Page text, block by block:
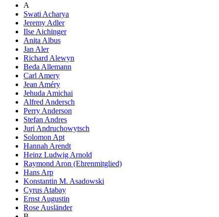
A
Swati Acharya
Jeremy Adler
Ilse Aichinger
Anita Albus
Jan Aler
Richard Alewyn
Beda Allemann
Carl Amery
Jean Améry
Jehuda Amichai
Alfred Andersch
Perry Anderson
Stefan Andres
Juri Andruchowytsch
Solomon Apt
Hannah Arendt
Heinz Ludwig Arnold
Raymond Aron (Ehrenmitglied)
Hans Arp
Konstantin M. Asadowski
Cyrus Atabay
Ernst Augustin
Rose Ausländer